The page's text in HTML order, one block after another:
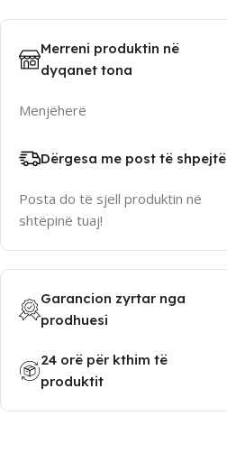
Merreni produktin në
dyqanet tona
Menjëherë
Dërgesa me post të shpejtë
Posta do të sjell produktin në
shtëpinë tuaj!
Garancion zyrtar nga
prodhuesi
24 orë për kthim të
produktit